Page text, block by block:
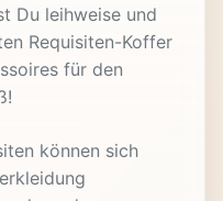
Du leihweise und
Requisiten-Koffer
für den
können sich